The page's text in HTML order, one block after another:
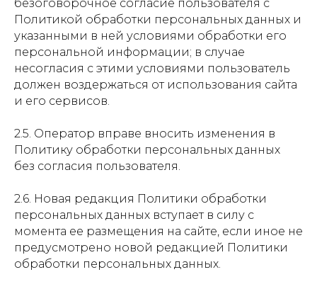
безоговорочное согласие пользователя с
Политикой обработки персональных данных и
указанными в ней условиями обработки его
персональной информации; в случае
несогласия с этими условиями пользователь
должен воздержаться от использования сайта
и его сервисов.
2.5. Оператор вправе вносить изменения в
Политику обработки персональных данных
без согласия пользователя.
2.6. Новая редакция Политики обработки
персональных данных вступает в силу с
момента ее размещения на сайте, если иное не
предусмотрено новой редакцией Политики
обработки персональных данных.